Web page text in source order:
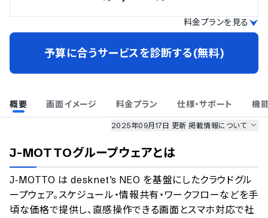
料金プランを見る
予算に合うサービスを診断する(無料)
概要 画面イメージ 料金プラン 仕様・サポート 機
2025年09月17日 更新掲載情報について
のサービス情報は、一部
のサービスデータを参照しています。
情報更新者：業界DX最強ナビ編集部 情報取得元 掲載修正依頼
J-MOTTOグループウェアとは
J‑MOTTO は desknet’s NEO を基盤にしたクラウドグル
ープウェア。スケジュール・情報共有・ワークフローなどを手
頃な価格で提供し、直感操作できる画面とスマホ対応で社